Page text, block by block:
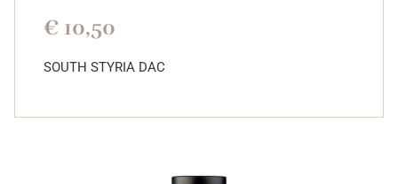
€ 10,50
SOUTH STYRIA DAC